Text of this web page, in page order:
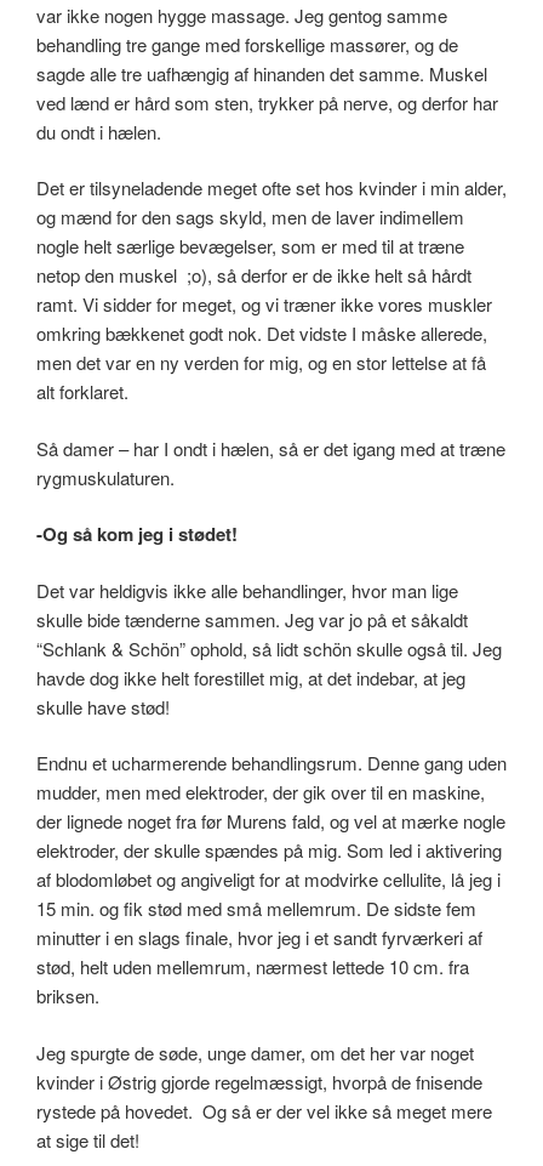
var ikke nogen hygge massage. Jeg gentog samme
behandling tre gange med forskellige massører, og de
sagde alle tre uafhængig af hinanden det samme. Muskel
ved lænd er hård som sten, trykker på nerve, og derfor har
du ondt i hælen.
Det er tilsyneladende meget ofte set hos kvinder i min alder,
og mænd for den sags skyld, men de laver indimellem
nogle helt særlige bevægelser, som er med til at træne
netop den muskel ;o), så derfor er de ikke helt så hårdt
ramt. Vi sidder for meget, og vi træner ikke vores muskler
omkring bækkenet godt nok. Det vidste I måske allerede,
men det var en ny verden for mig, og en stor lettelse at få
alt forklaret.
Så damer – har I ondt i hælen, så er det igang med at træne
rygmuskulaturen.
-Og så kom jeg i stødet!
Det var heldigvis ikke alle behandlinger, hvor man lige
skulle bide tænderne sammen. Jeg var jo på et såkaldt
“Schlank & Schön” ophold, så lidt schön skulle også til. Jeg
havde dog ikke helt forestillet mig, at det indebar, at jeg
skulle have stød!
Endnu et ucharmerende behandlingsrum. Denne gang uden
mudder, men med elektroder, der gik over til en maskine,
der lignede noget fra før Murens fald, og vel at mærke nogle
elektroder, der skulle spændes på mig. Som led i aktivering
af blodomløbet og angiveligt for at modvirke cellulite, lå jeg i
15 min. og fik stød med små mellemrum. De sidste fem
minutter i en slags finale, hvor jeg i et sandt fyrværkeri af
stød, helt uden mellemrum, nærmest lettede 10 cm. fra
briksen.
Jeg spurgte de søde, unge damer, om det her var noget
kvinder i Østrig gjorde regelmæssigt, hvorpå de fnisende
rystede på hovedet. Og så er der vel ikke så meget mere
at sige til det!